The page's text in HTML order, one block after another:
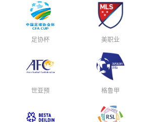
足协杯 美职业
世亚预 格鲁甲